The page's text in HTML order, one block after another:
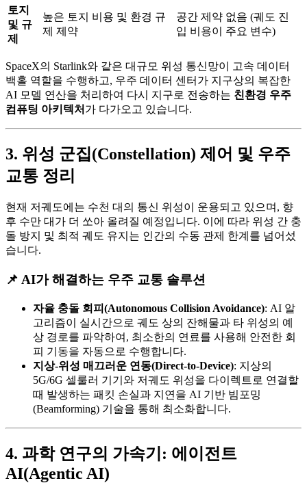
토지
및 규
제
높은 토지 비용 및 환경 규
제 제약
공간 제약 없음 (궤도 진
입 비용이 주요 변수)
SpaceX의 Starlink와 같은 대규모 위성 통신망이 고속 데이터
백홀 역할을 수행하고, 우주 데이터 센터가 지구상의 복잡한
AI 모델 연산을 처리하여 다시 지구로 전송하는 친환경 우주
컴퓨팅 아키텍처 가 다가오고 있습니다.
3. 위성 군집(Constellation) 제어 및 우주
교통 정리
현재 저궤도에는 수천 대의 통신 위성이 운용되고 있으며, 향
후 수만 대가 더 쏘아 올려질 예정입니다. 이에 따라 위성 간 충
돌 방지 및 최적 궤도 유지는 인간의 수동 관제 한계를 넘어섰
습니다.
📌 AI가 해결하는 우주 교통 솔루션
자율 충돌 회피(Autonomous Collision Avoidance): AI 알
고리즘이 실시간으로 궤도 상의 잔해물과 타 위성의 예
상 경로를 파악하여, 최소한의 연료를 사용해 안전한 회
피 기동을 자동으로 수행합니다.
지상-위성 매끄러운 연동(Direct-to-Device): 지상의
5G/6G 셀룰러 기기와 저궤도 위성을 다이렉트로 연결할
때 발생하는 패킷 손실과 지연을 AI 기반 빔포밍
(Beamforming) 기술을 통해 최소화합니다.
4. 과학 연구의 가속기: 에이전트
AI(Agentic AI)